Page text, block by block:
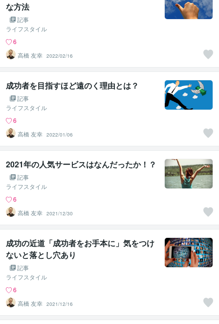
な方法
記事
ライフスタイル
6
高橋 友幸 2022/02/16
成功者を目指すほど遠のく理由とは？
記事
ライフスタイル
6
高橋 友幸 2022/01/06
2021年の人気サービスはなんだったか！？
記事
ライフスタイル
6
高橋 友幸 2021/12/30
成功の近道「成功者をお手本に」気をつけ
ないと落とし穴あり
記事
ライフスタイル
6
高橋 友幸 2021/12/16